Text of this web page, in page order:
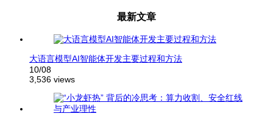
最新文章
大语言模型AI智能体开发主要过程和方法
10/08
3,536 views